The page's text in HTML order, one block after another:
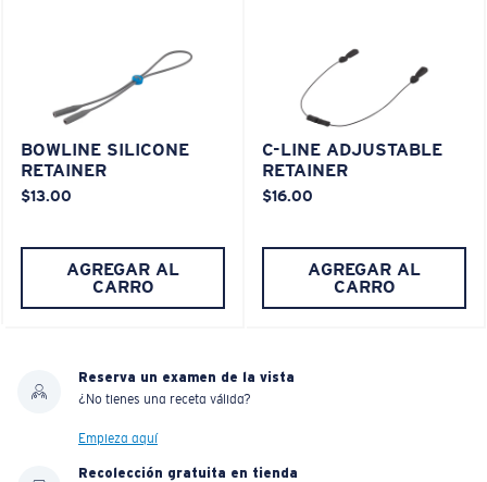
BOWLINE SILICONE
RETAINER
$13.00
AGREGAR AL
CARRO
C-LINE ADJUSTABLE
RETAINER
$16.00
AGREGAR AL
CARRO
Reserva un examen de la vista
¿No tienes una receta válida?
Empieza aquí
Recolección gratuita en tienda